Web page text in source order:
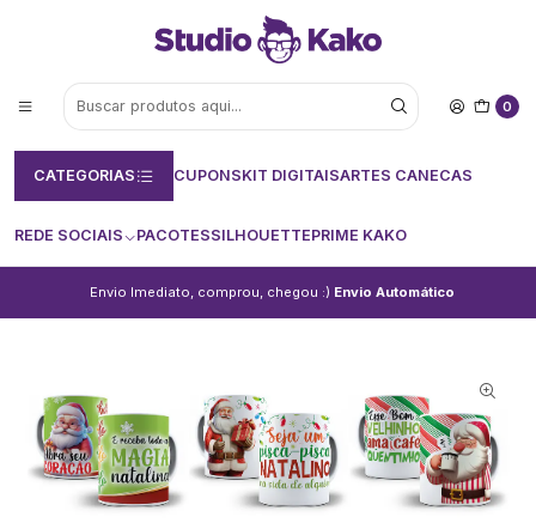
0
CATEGORIAS CUPONSKIT DIGITAISARTES CANECAS
REDE SOCIAIS PACOTESSILHOUETTEPRIME KAKO
Envio Imediato, comprou, chegou :) Envio Automático